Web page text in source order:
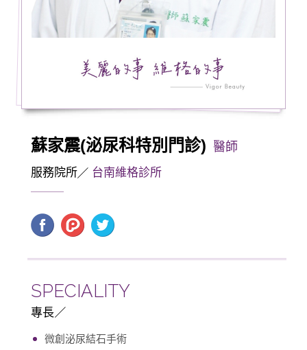
蘇家震(泌尿科特別門診) 醫師
服務院所 台南維格診所
SPECIALITY
專長
微創泌尿結石手術